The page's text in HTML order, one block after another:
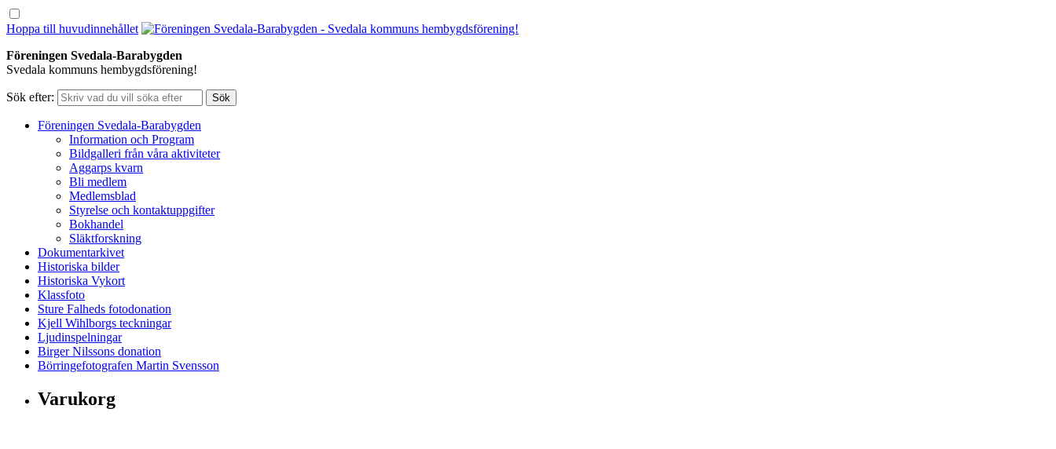
Hoppa till huvudinnehållet
Föreningen Svedala-Barabygden
Svedala kommuns hembygdsförening!
Sök efter:
Föreningen Svedala-Barabygden
Information och Program
Bildgalleri från våra aktiviteter
Aggarps kvarn
Bli medlem
Medlemsblad
Styrelse och kontaktuppgifter
Bokhandel
Släktforskning
Dokumentarkivet
Historiska bilder
Historiska Vykort
Klassfoto
Sture Falheds fotodonation
Kjell Wihlborgs teckningar
Ljudinspelningar
Birger Nilssons donation
Börringefotografen Martin Svensson
Varukorg